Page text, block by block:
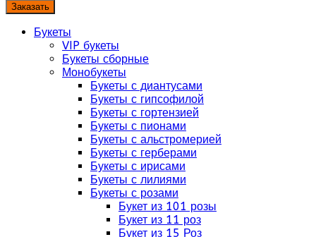
Заказать
Букеты
VIP букеты
Букеты сборные
Монобукеты
Букеты с диантусами
Букеты с гипсофилой
Букеты с гортензией
Букеты с пионами
Букеты с альстромерией
Букеты с герберами
Букеты с ирисами
Букеты с лилиями
Букеты с розами
Букет из 101 розы
Букет из 11 роз
Букет из 15 Роз